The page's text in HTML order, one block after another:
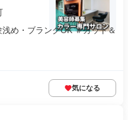
め・ブランクOK ＃カット＆
気になる